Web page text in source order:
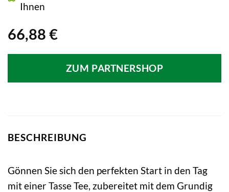
66,88 €
Ihnen
ZUM PARTNERSHOP
BESCHREIBUNG
Gönnen Sie sich den perfekten Start in den Tag
mit einer Tasse Tee, zubereitet mit dem Grundig